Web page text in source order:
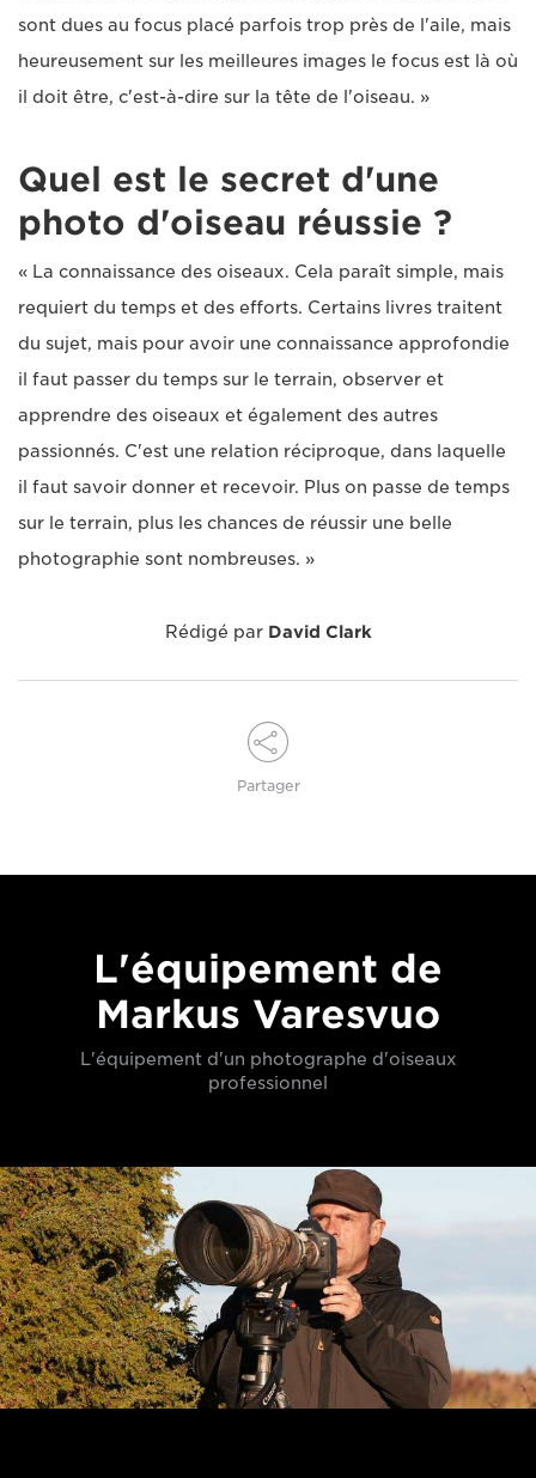
sont dues au focus placé parfois trop près de l'aile, mais
heureusement sur les meilleures images le focus est là où
il doit être, c'est-à-dire sur la tête de l'oiseau. »
Quel est le secret d'une
photo d'oiseau réussie ?
« La connaissance des oiseaux. Cela paraît simple, mais
requiert du temps et des efforts. Certains livres traitent
du sujet, mais pour avoir une connaissance approfondie
il faut passer du temps sur le terrain, observer et
apprendre des oiseaux et également des autres
passionnés. C'est une relation réciproque, dans laquelle
il faut savoir donner et recevoir. Plus on passe de temps
sur le terrain, plus les chances de réussir une belle
photographie sont nombreuses. »
Rédigé par David Clark
Partager
L'équipement de
Markus Varesvuo
L'équipement d'un photographe d'oiseaux
professionnel